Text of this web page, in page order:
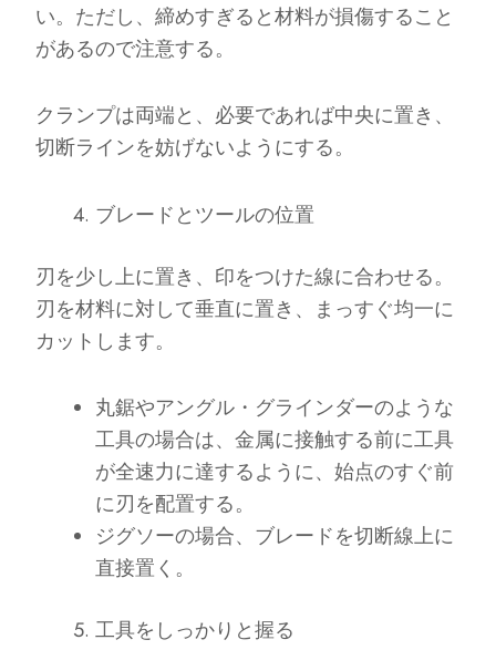
い。ただし、締めすぎると材料が損傷すること
があるので注意する。
クランプは両端と、必要であれば中央に置き、
切断ラインを妨げないようにする。
ブレードとツールの位置
刃を少し上に置き、印をつけた線に合わせる。
刃を材料に対して垂直に置き、まっすぐ均一に
カットします。
丸鋸やアングル・グラインダーのような
工具の場合は、金属に接触する前に工具
が全速力に達するように、始点のすぐ前
に刃を配置する。
ジグソーの場合、ブレードを切断線上に
直接置く。
工具をしっかりと握る